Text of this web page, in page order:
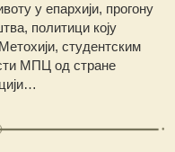
у епархији, прогону
политици коју
студентским
МПЦ од стране